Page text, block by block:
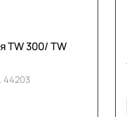
TW 300/ TW
44203